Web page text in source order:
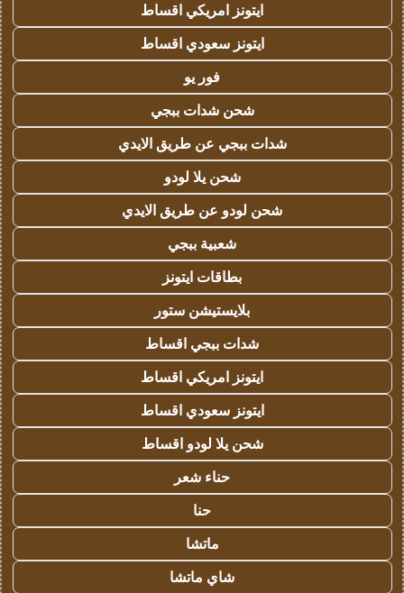
ايتونز امريكي اقساط
ايتونز سعودي اقساط
فور يو
شحن شدات ببجي
شدات ببجي عن طريق الايدي
شحن يلا لودو
شحن لودو عن طريق الايدي
شعبية ببجي
بطاقات ايتونز
بلايستيشن ستور
شدات ببجي اقساط
ايتونز امريكي اقساط
ايتونز سعودي اقساط
شحن يلا لودو اقساط
حناء شعر
حنا
ماتشا
شاي ماتشا